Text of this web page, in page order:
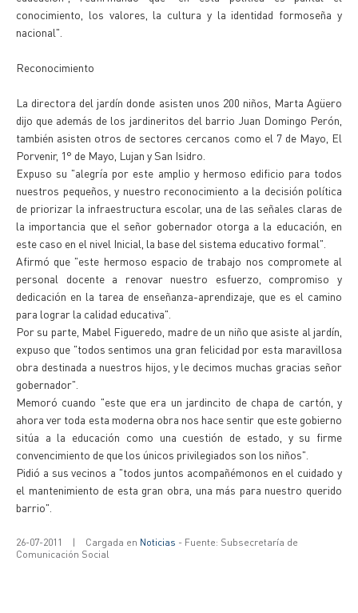
conocimiento, los valores, la cultura y la identidad formoseña y
nacional".
Reconocimiento
La directora del jardín donde asisten unos 200 niños, Marta Agüero
dijo que además de los jardineritos del barrio Juan Domingo Perón,
también asisten otros de sectores cercanos como el 7 de Mayo, El
Porvenir, 1° de Mayo, Lujan y San Isidro.
Expuso su "alegría por este amplio y hermoso edificio para todos
nuestros pequeños, y nuestro reconocimiento a la decisión política
de priorizar la infraestructura escolar, una de las señales claras de
la importancia que el señor gobernador otorga a la educación, en
este caso en el nivel Inicial, la base del sistema educativo formal".
Afirmó que "este hermoso espacio de trabajo nos compromete al
personal docente a renovar nuestro esfuerzo, compromiso y
dedicación en la tarea de enseñanza-aprendizaje, que es el camino
para lograr la calidad educativa".
Por su parte, Mabel Figueredo, madre de un niño que asiste al jardín,
expuso que "todos sentimos una gran felicidad por esta maravillosa
obra destinada a nuestros hijos, y le decimos muchas gracias señor
gobernador".
Memoró cuando "este que era un jardincito de chapa de cartón, y
ahora ver toda esta moderna obra nos hace sentir que este gobierno
sitúa a la educación como una cuestión de estado, y su firme
convencimiento de que los únicos privilegiados son los niños".
Pidió a sus vecinos a "todos juntos acompañémonos en el cuidado y
el mantenimiento de esta gran obra, una más para nuestro querido
barrio".
26-07-2011 | Cargada en Noticias - Fuente: Subsecretaría de
Comunicación Social